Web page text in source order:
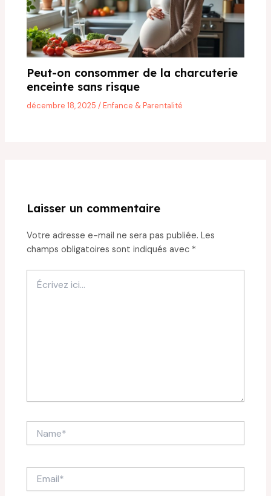
Peut-on consommer de la charcuterie
enceinte sans risque
décembre 18, 2025/Enfance & Parentalité
Laisser un commentaire
Votre adresse e-mail ne sera pas publiée. Les
champs obligatoires sont indiqués avec *
ici…